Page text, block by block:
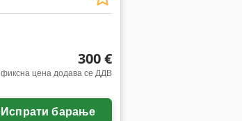
300 €
фиксна цена додава се ДДВ
Испрати барање